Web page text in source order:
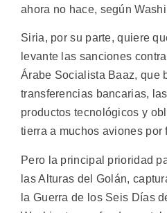
ahora no hace, según
Siria, por su parte, quiere
levante las sanciones
Árabe Socialista Baaz, que
transferencias bancarias,
productos tecnológicos y
tierra a muchos aviones por
Pero la principal prioridad
las Alturas del Golán,
la Guerra de los Seis Días